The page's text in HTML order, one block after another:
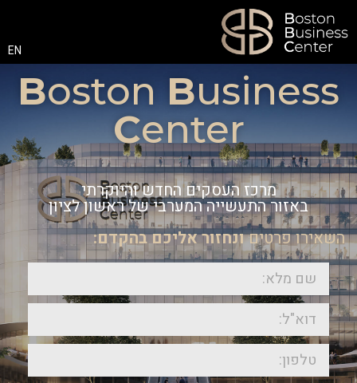
EN
BostonBusiness
Center
מרכז העסקים החדש והיוקרתי
באזור התעשייה המערבי של ראשון לציון
השאירו פרטיםונחזור אליכם בהקדם: